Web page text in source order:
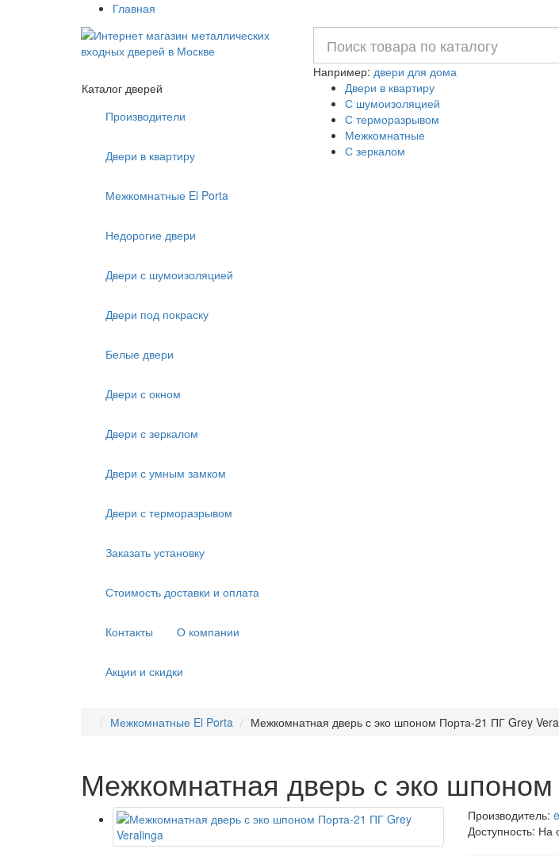
Главная
Например: двери для дома
Двери в квартиру
С шумоизоляцией
С терморазрывом
Межкомнатные
С зеркалом
Каталог дверей
Производители
Двери в квартиру
Межкомнатные El Porta
Недорогие двери
Двери с шумоизоляцией
Двери под покраску
Белые двери
Двери с окном
Двери с зеркалом
Двери с умным замком
Двери с терморазрывом
Заказать установку
Стоимость доставки и оплата
Контакты О компании
Акции и скидки
Межкомнатные El Porta Межкомнатная дверь с эко шпоном Порта-21 ПГ Grey
Межкомнатная дверь с эко
Производитель:
Доступность: На